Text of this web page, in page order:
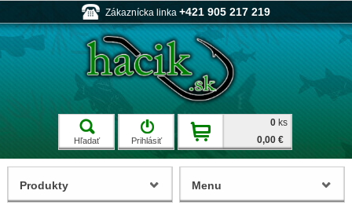
Zákaznícka linka +421 905 217 219
Hľadať Prihlásiť
0 ks
0,00 €
Produkty Menu